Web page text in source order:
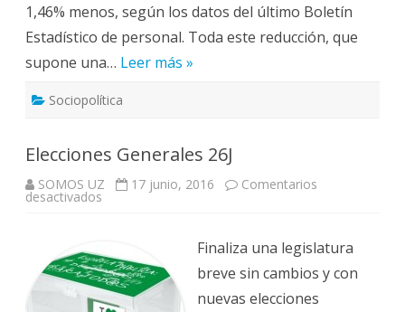
1,46% menos, según los datos del último Boletín
Estadístico de personal. Toda este reducción, que
supone una… Leer más »
Sociopolítica
Elecciones Generales 26J
SOMOS UZ 17 junio, 2016 Comentarios
desactivados
Finaliza una legislatura
breve sin cambios y con
nuevas elecciones